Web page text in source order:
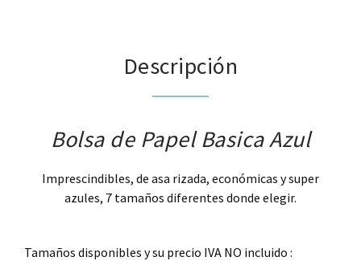
Descripción
Bolsa de Papel Basica Azul
Imprescindibles, de asa rizada, económicas y super
azules, 7 tamaños diferentes donde elegir.
Tamaños disponibles y su precio IVA NO incluido :